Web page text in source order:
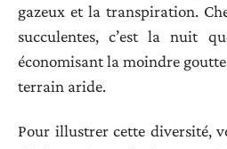
gazeux et la transpiration.
succulentes, c’est la nuit
économisant la moindre
terrain aride.
Pour illustrer cette diversité,